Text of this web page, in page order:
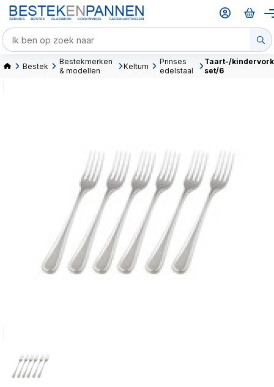
Bestek
Bestekmerken
& modellen
Keltum
Prinses
edelstaal
Taart-/
set/6